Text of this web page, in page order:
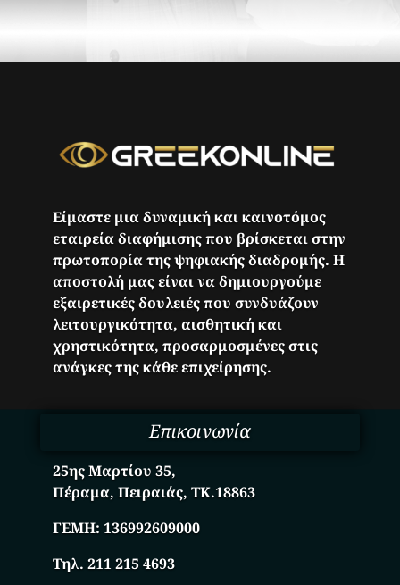
Είμαστε μια δυναμική και καινοτόμος
εταιρεία διαφήμισης που βρίσκεται στην
πρωτοπορία της ψηφιακής διαδρομής. Η
αποστολή μας είναι να δημιουργούμε
εξαιρετικές δουλειές που συνδυάζουν
λειτουργικότητα, αισθητική και
χρηστικότητα, προσαρμοσμένες στις
ανάγκες της κάθε επιχείρησης.
Επικοινωνία
25ης Μαρτίου 35,
Πέραμα, Πειραιάς, ΤΚ.18863
ΓΕΜΗ:136992609000
Τηλ. 211 215 4693